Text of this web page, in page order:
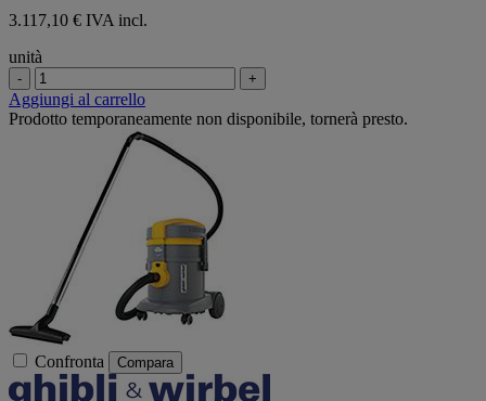
3.117,10 € IVA incl.
unità
- +
Aggiungi al carrello
Prodotto temporaneamente non disponibile, tornerà presto.
Confronta Compara